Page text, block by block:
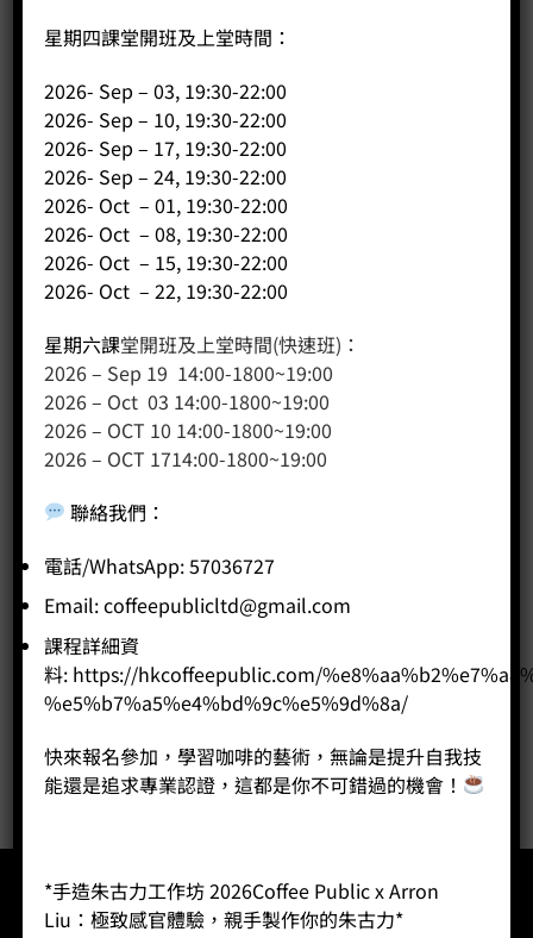
客戶服務
聯絡我們
網站地圖
友站連結
咖啡種類
咖啡機
咖啡器具
咖啡器具品牌
WPM咖啡系列
星期四課堂開班及上堂時間：
2026- Sep – 03, 19:30-22:00
2026- Sep – 10, 19:30-22:00
2026- Sep – 17, 19:30-22:00
2026- Sep – 24, 19:30-22:00
2026- Oct – 01, 19:30-22:00
2026- Oct – 08, 19:30-22:00
2026- Oct – 15, 19:30-22:00
2026- Oct – 22, 19:30-22:00
星期六課堂開班及上堂時間(快速班)：
2026 – Sep 19 14:00-1800~19:00
2026 – Oct 03 14:00-1800~19:00
2026 – OCT 10 14:00-1800~19:00
2026 – OCT 1714:00-1800~19:00
聯絡我們 ：
電話/WhatsApp: 57036727
Email:coffeepublicltd@gmail.com
課程詳細資
料: https://hkcoffeepublic.com/
%e5%b7%a5%e4%bd%9c%e5%9d%8a/
快來報名參加，學習咖啡的藝術，無論是提升自我技
能還是追求專業認證，這都是你不可錯過的機會！
*手造朱古力工作坊 2026Coffee Public x Arron
Liu：極致感官體驗，親手製作你的朱古力*